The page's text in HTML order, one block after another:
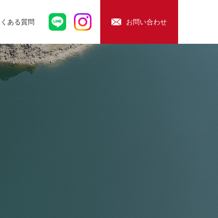
ある質問 お問い合わせ